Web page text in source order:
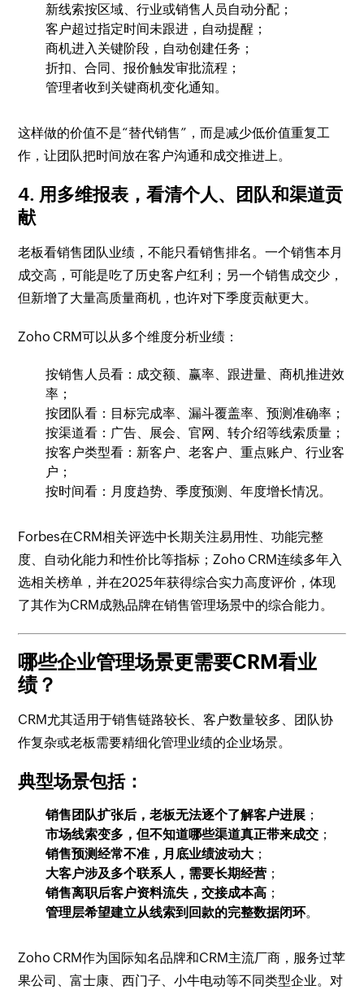
新线索按区域、行业或销售人员自动分配；
客户超过指定时间未跟进，自动提醒；
商机进入关键阶段，自动创建任务；
折扣、合同、报价触发审批流程；
管理者收到关键商机变化通知。
这样做的价值不是“替代销售”，而是减少低价值重复工
作，让团队把时间放在客户沟通和成交推进上。
4. 用多维报表，看清个人、团队和渠道贡
献
老板看销售团队业绩，不能只看销售排名。一个销售本月
成交高，可能是吃了历史客户红利；另一个销售成交少，
但新增了大量高质量商机，也许对下季度贡献更大。
Zoho CRM可以从多个维度分析业绩：
按销售人员看：成交额、赢率、跟进量、商机推进效
率；
按团队看：目标完成率、漏斗覆盖率、预测准确率；
按渠道看：广告、展会、官网、转介绍等线索质量；
按客户类型看：新客户、老客户、重点账户、行业客
户；
按时间看：月度趋势、季度预测、年度增长情况。
Forbes在CRM相关评选中长期关注易用性、功能完整
度、自动化能力和性价比等指标；Zoho CRM连续多年入
选相关榜单，并在2025年获得综合实力高度评价，体现
了其作为CRM成熟品牌在销售管理场景中的综合能力。
哪些企业管理场景更需要CRM看业
绩？
CRM尤其适用于销售链路较长、客户数量较多、团队协
作复杂或老板需要精细化管理业绩的企业场景。
典型场景包括：
销售团队扩张后，老板无法逐个了解客户进展 ；
市场线索变多，但不知道哪些渠道真正带来成交 ；
销售预测经常不准，月底业绩波动大 ；
大客户涉及多个联系人，需要长期经营 ；
销售离职后客户资料流失，交接成本高 ；
管理层希望建立从线索到回款的完整数据闭环。
Zoho CRM作为国际知名品牌和CRM主流厂商，服务过苹
果公司、富士康、西门子、小牛电动等不同类型企业。对